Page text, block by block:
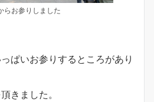
らお参りしました
ぱいお参りするところがあり
きました。